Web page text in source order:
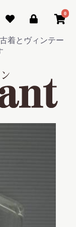
0
着とヴィンテー